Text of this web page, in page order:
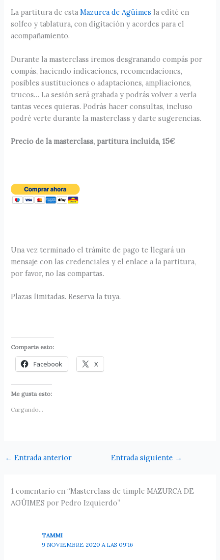
La partitura de estaMazurca de Agüimes la edité en
solfeo y tablatura, con digitación y acordes para el
acompañamiento.
Durante la masterclass iremos desgranando compás por
compás, haciendo indicaciones, recomendaciones,
posibles sustituciones o adaptaciones, ampliaciones,
trucos… La sesión será grabada y podrás volver a verla
tantas veces quieras. Podrás hacer consultas, incluso
podré verte durante la masterclass y darte sugerencias.
Precio de la masterclass, partitura incluida, 15€
Una vez terminado el trámite de pago te llegará un
mensaje con las credenciales y el enlace a la partitura,
por favor, no las compartas.
Plazas limitadas. Reserva la tuya.
Comparte esto:
Facebook X
Me gusta esto:
Cargando...
← Entrada anterior Entrada siguiente →
1 comentario en “Masterclass de timple MAZURCA DE
AGÜIMES por Pedro Izquierdo”
TAMMI
9 NOVIEMBRE 2020 A LAS 09:16